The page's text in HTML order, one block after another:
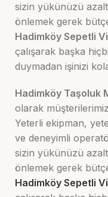
sizin yükünüzü
önlemek gerek
Hadimköy Sepetli
çalışarak başka
duymadan işinizi
Hadimköy Taşoluk
olarak
Yeterli ekipman,
ve deneyimli
sizin yükünüzü
önlemek gerek
Hadimköy Sepetli